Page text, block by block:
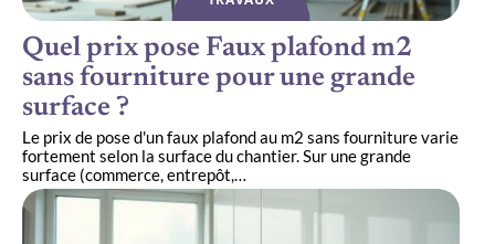
Quel prix pose Faux plafond m2
sans fourniture pour une grande
surface ?
Le prix de pose d'un faux plafond au m2 sans fourniture varie
fortement selon la surface du chantier. Sur une grande
surface (commerce, entrepôt,…